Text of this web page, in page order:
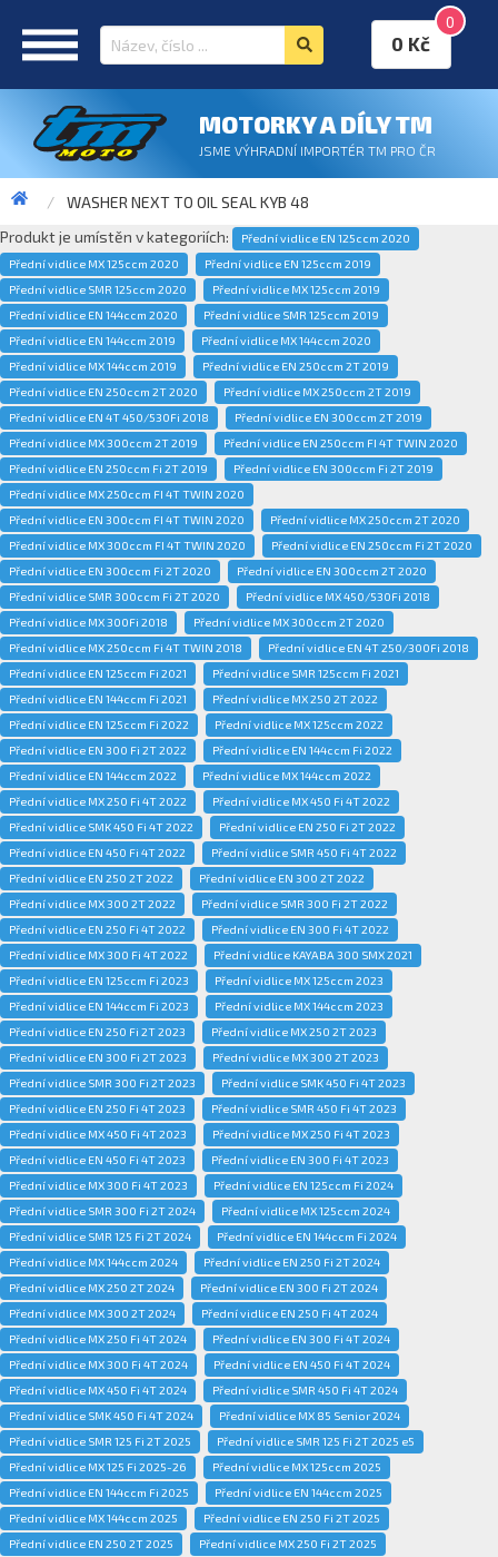
0
0 Kč
MOTORKY A DÍLY TM
JSME VÝHRADNÍ IMPORTÉR TM PRO ČR
WASHER NEXT TO OIL SEAL KYB 48
Produkt je umístěn v kategoriích:
Přední vidlice EN 125ccm 2020
Přední vidlice MX 125ccm 2020
Přední vidlice EN 125ccm 2019
Přední vidlice SMR 125ccm 2020
Přední vidlice MX 125ccm 2019
Přední vidlice EN 144ccm 2020
Přední vidlice SMR 125ccm 2019
Přední vidlice EN 144ccm 2019
Přední vidlice MX 144ccm 2020
Přední vidlice MX 144ccm 2019
Přední vidlice EN 250ccm 2T 2019
Přední vidlice EN 250ccm 2T 2020
Přední vidlice MX 250ccm 2T 2019
Přední vidlice EN 4T 450/530Fi 2018
Přední vidlice EN 300ccm 2T 2019
Přední vidlice MX 300ccm 2T 2019
Přední vidlice EN 250ccm FI 4T TWIN 2020
Přední vidlice EN 250ccm Fi 2T 2019
Přední vidlice EN 300ccm Fi 2T 2019
Přední vidlice MX 250ccm FI 4T TWIN 2020
Přední vidlice EN 300ccm FI 4T TWIN 2020
Přední vidlice MX 250ccm 2T 2020
Přední vidlice MX 300ccm FI 4T TWIN 2020
Přední vidlice EN 250ccm Fi 2T 2020
Přední vidlice EN 300ccm Fi 2T 2020
Přední vidlice EN 300ccm 2T 2020
Přední vidlice SMR 300ccm Fi 2T 2020
Přední vidlice MX 450/530Fi 2018
Přední vidlice MX 300Fi 2018
Přední vidlice MX 300ccm 2T 2020
Přední vidlice MX 250ccm Fi 4T TWIN 2018
Přední vidlice EN 4T 250/300Fi 2018
Přední vidlice EN 125ccm Fi 2021
Přední vidlice SMR 125ccm Fi 2021
Přední vidlice EN 144ccm Fi 2021
Přední vidlice MX 250 2T 2022
Přední vidlice EN 125ccm Fi 2022
Přední vidlice MX 125ccm 2022
Přední vidlice EN 300 Fi 2T 2022
Přední vidlice EN 144ccm Fi 2022
Přední vidlice EN 144ccm 2022
Přední vidlice MX 144ccm 2022
Přední vidlice MX 250 Fi 4T 2022
Přední vidlice MX 450 Fi 4T 2022
Přední vidlice SMK 450 Fi 4T 2022
Přední vidlice EN 250 Fi 2T 2022
Přední vidlice EN 450 Fi 4T 2022
Přední vidlice SMR 450 Fi 4T 2022
Přední vidlice EN 250 2T 2022
Přední vidlice EN 300 2T 2022
Přední vidlice MX 300 2T 2022
Přední vidlice SMR 300 Fi 2T 2022
Přední vidlice EN 250 Fi 4T 2022
Přední vidlice EN 300 Fi 4T 2022
Přední vidlice MX 300 Fi 4T 2022
Přední vidlice KAYABA 300 SMX 2021
Přední vidlice EN 125ccm Fi 2023
Přední vidlice MX 125ccm 2023
Přední vidlice EN 144ccm Fi 2023
Přední vidlice MX 144ccm 2023
Přední vidlice EN 250 Fi 2T 2023
Přední vidlice MX 250 2T 2023
Přední vidlice EN 300 Fi 2T 2023
Přední vidlice MX 300 2T 2023
Přední vidlice SMR 300 Fi 2T 2023
Přední vidlice SMK 450 Fi 4T 2023
Přední vidlice EN 250 Fi 4T 2023
Přední vidlice SMR 450 Fi 4T 2023
Přední vidlice MX 450 Fi 4T 2023
Přední vidlice MX 250 Fi 4T 2023
Přední vidlice EN 450 Fi 4T 2023
Přední vidlice EN 300 Fi 4T 2023
Přední vidlice MX 300 Fi 4T 2023
Přední vidlice EN 125ccm Fi 2024
Přední vidlice SMR 300 Fi 2T 2024
Přední vidlice MX 125ccm 2024
Přední vidlice SMR 125 Fi 2T 2024
Přední vidlice EN 144ccm Fi 2024
Přední vidlice MX 144ccm 2024
Přední vidlice EN 250 Fi 2T 2024
Přední vidlice MX 250 2T 2024
Přední vidlice EN 300 Fi 2T 2024
Přední vidlice MX 300 2T 2024
Přední vidlice EN 250 Fi 4T 2024
Přední vidlice MX 250 Fi 4T 2024
Přední vidlice EN 300 Fi 4T 2024
Přední vidlice MX 300 Fi 4T 2024
Přední vidlice EN 450 Fi 4T 2024
Přední vidlice MX 450 Fi 4T 2024
Přední vidlice SMR 450 Fi 4T 2024
Přední vidlice SMK 450 Fi 4T 2024
Přední vidlice MX 85 Senior 2024
Přední vidlice SMR 125 Fi 2T 2025
Přední vidlice SMR 125 Fi 2T 2025 e5
Přední vidlice MX 125 Fi 2025-26
Přední vidlice MX 125ccm 2025
Přední vidlice EN 144ccm Fi 2025
Přední vidlice EN 144ccm 2025
Přední vidlice MX 144ccm 2025
Přední vidlice EN 250 Fi 2T 2025
Přední vidlice EN 250 2T 2025
Přední vidlice MX 250 Fi 2T 2025